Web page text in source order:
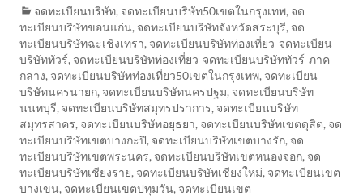
จดทะเบียนบริษัท, จดทะเบียนบริษัท50เขตในกรุงเทพ, จด
ทะเบียนบริษัทขอนแก่น, จดทะเบียนบริษัทจังหวัดสระบุรี, จด
ทะเบียนบริษัทฉะเชิงเทรา, จดทะเบียนบริษัทท่องเที่ยว-จดทะเบียน
บริษัททัวร์, จดทะเบียนบริษัทท่องเที่ยว-จดทะเบียนบริษัททัวร์-ภาค
กลาง, จดทะเบียนบริษัทท่องเที่ยว50เขตในกรุงเทพ, จดทะเบียน
บริษัทนครนายก, จดทะเบียนบริษัทนครปฐม, จดทะเบียนบริษัท
นนทบุรี, จดทะเบียนบริษัทสมุทรปราการ, จดทะเบียนบริษัท
สมุทรสาคร, จดทะเบียนบริษัทอยุธยา, จดทะเบียนบริษัทเขตดุสิต, จด
ทะเบียนบริษัทเขตบางกะปิ, จดทะเบียนบริษัทเขตบางรัก, จด
ทะเบียนบริษัทเขตพระนคร, จดทะเบียนบริษัทเขตหนองจอก, จด
ทะเบียนบริษัทเชียงราย, จดทะเบียนบริษัทเชียงใหม่, จดทะเบียนเขต
บางเขน, จดทะเบียนเขตปทุมวัน, จดทะเบียนเขต